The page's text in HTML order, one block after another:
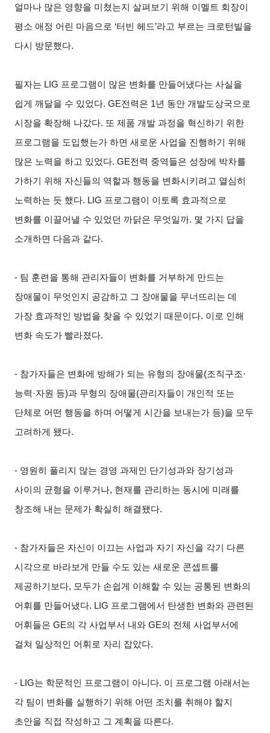
얼마나 많은 영향을 미쳤는지 살펴보기 위해 이멜트 회장이
평소 애정 어린 마음으로 ‘터빈 헤드’라고 부르는 크로턴빌을
다시 방문했다.
필자는 LIG 프로그램이 많은 변화를 만들어냈다는 사실을
쉽게 깨달을 수 있었다. GE전력은 1년 동안 개발도상국으로
시장을 확장해 나갔다. 또 제품 개발 과정을 혁신하기 위한
프로그램을 도입했는가 하면 새로운 사업을 진행하기 위해
많은 노력을 하고 있었다. GE전력 중역들은 성장에 박차를
가하기 위해 자신들의 역할과 행동을 변화시키려고 열심히
노력하는 듯 했다. LIG 프로그램이 이토록 효과적으로
변화를 이끌어낼 수 있었던 까닭은 무엇일까. 몇 가지 답을
소개하면 다음과 같다.
- 팀 훈련을 통해 관리자들이 변화를 거부하게 만드는
장애물이 무엇인지 공감하고 그 장애물을 무너뜨리는 데
가장 효과적인 방법을 찾을 수 있었기 때문이다. 이로 인해
변화 속도가 빨라졌다.
- 참가자들은 변화에 방해가 되는 유형의 장애물(조직구조·
능력·자원 등)과 무형의 장애물(관리자들이 개인적 또는
단체로 어떤 행동을 하며 어떻게 시간을 보내는가 등)을 모두
고려하게 됐다.
- 영원히 풀리지 않는 경영 과제인 단기성과와 장기성과
사이의 균형을 이루거나, 현재를 관리하는 동시에 미래를
창조해 내는 문제가 확실히 해결됐다.
- 참가자들은 자신이 이끄는 사업과 자기 자신을 각기 다른
시각으로 바라보게 만들 수도 있는 새로운 콘셉트를
제공하기보다, 모두가 손쉽게 이해할 수 있는 공통된 변화의
어휘를 만들어냈다. LIG 프로그램에서 탄생한 변화와 관련된
어휘들은 GE의 각 사업부서 내와 GE의 전체 사업부서에
걸쳐 일상적인 어휘로 자리 잡았다.
- LIG는 학문적인 프로그램이 아니다. 이 프로그램 아래서는
각 팀이 변화를 실행하기 위해 어떤 조치를 취해야 할지
초안을 직접 작성하고 그 계획을 따른다.